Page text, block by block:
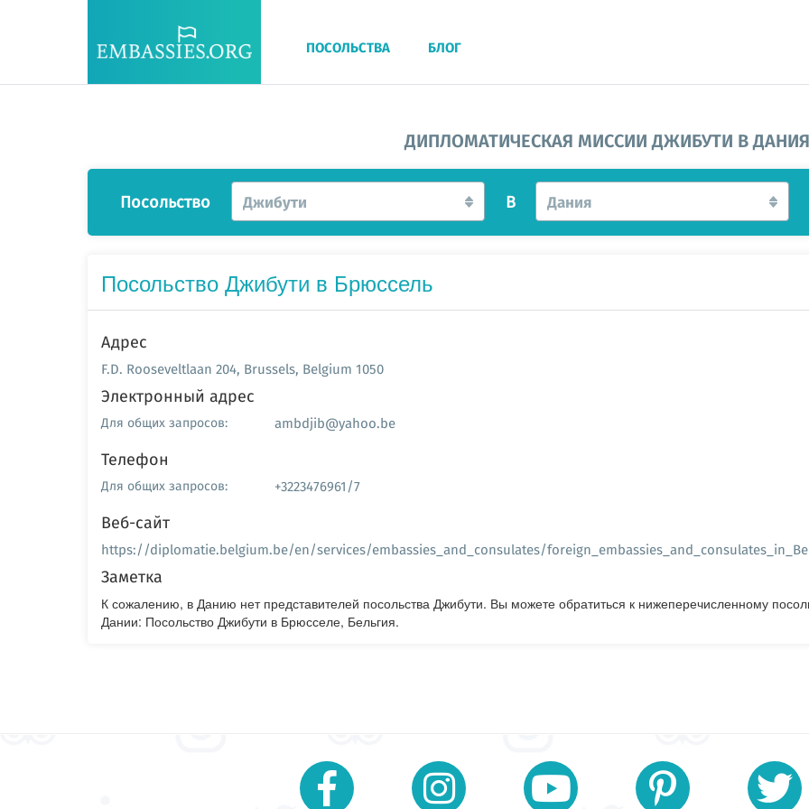
ПОСОЛЬСТВА БЛОГ
ДИПЛОМАТИЧЕСКАЯ МИССИИ ДЖИБУТИ В ДАНИЯ
Посольство Джибути В Дания
Посольство Джибути в Брюссель
Адрес
F.D. Rooseveltlaan 204, Brussels, Belgium 1050
Электронный адрес
Для общих запросов: ambdjib@yahoo.be
Телефон
Для общих запросов: +3223476961/7
Веб-сайт
https://diplomatie.belgium.be/en/services/embassies_and_consulates/
Заметка
К сожалению, в Данию нет представителей посольства Джибути. Вы можете обратиться к нижеперечисленному
Дании: Посольство Джибути в Брюсселе, Бельгия.